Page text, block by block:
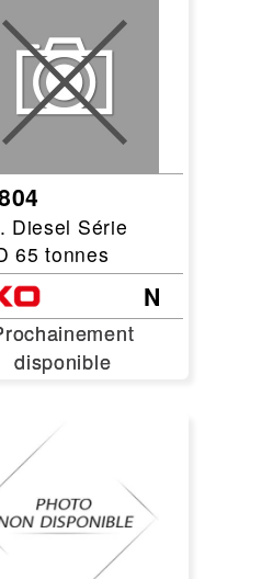
Diesel Série
65 tonnes
N
disponible
disponible